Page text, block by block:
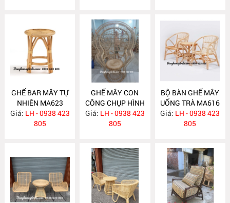
GHẾ BAR MÂY TỰ
NHIÊN MA623
Giá: LH - 0938 423
805
GHẾ MÂY CON
CÔNG CHỤP HÌNH
DECOR MA618
Giá: LH - 0938 423
805
BỘ BÀN GHẾ MÂY
UỐNG TRÀ MA616
Giá: LH - 0938 423
805